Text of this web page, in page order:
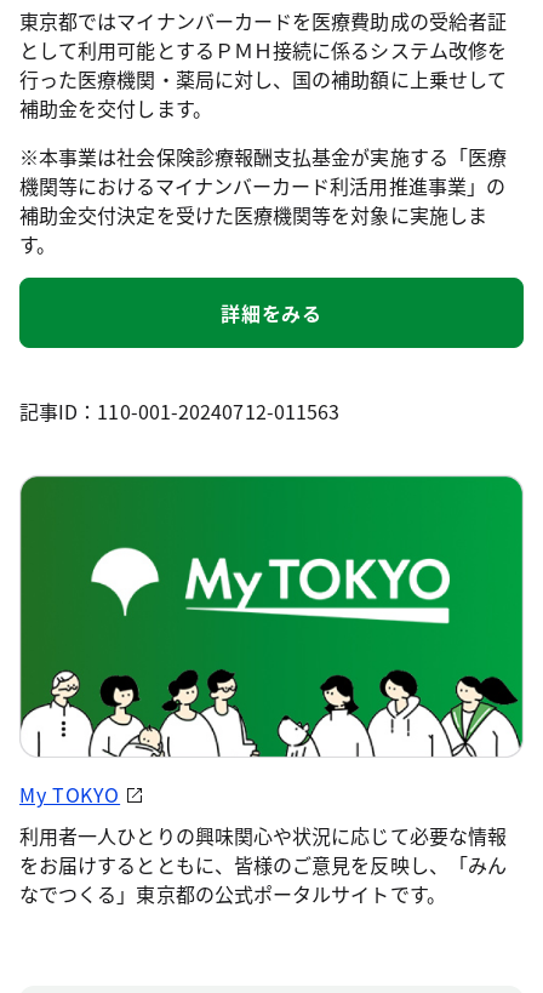
東京都ではマイナンバーカードを医療費助成の受給者証
として利用可能とするＰＭＨ接続に係るシステム改修を
行った医療機関・薬局に対し、国の補助額に上乗せして
補助金を交付します。
※本事業は社会保険診療報酬支払基金が実施する「医療
機関等におけるマイナンバーカード利活用推進事業」の
補助金交付決定を受けた医療機関等を対象に実施しま
す。
詳細をみる
記事ID：110-001-20240712-011563
My TOKYO
利用者一人ひとりの興味関心や状況に応じて必要な情報
をお届けするとともに、皆様のご意見を反映し、「みん
なでつくる」東京都の公式ポータルサイトです。